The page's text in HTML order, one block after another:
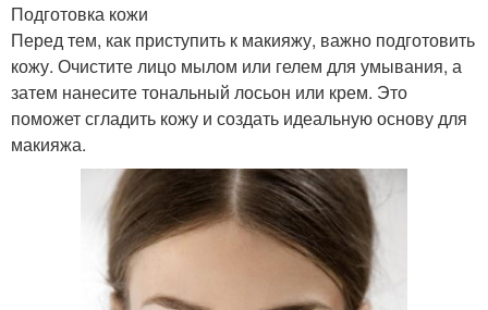
Подготовка кожи
Перед тем, как приступить к макияжу, важно подготовить
кожу. Очистите лицо мылом или гелем для умывания, а
затем нанесите тональный лосьон или крем. Это
поможет сгладить кожу и создать идеальную основу для
макияжа.